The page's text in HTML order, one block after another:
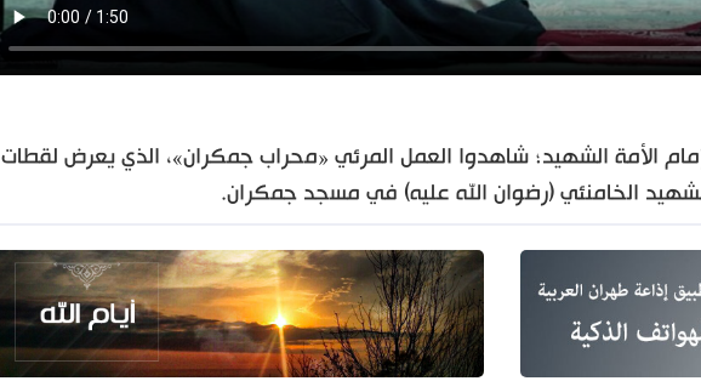
الأمة الشهيد؛ شاهدوا العمل المرئي «محراب جمكران»، الذي يعرض لقطات
الخامنئي (رضوان الله عليه) في مسجد جمكران.